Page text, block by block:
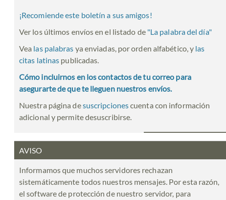
¡Recomiende este boletín a sus amigos!
Ver los últimos envíos en el listado de "La palabra del día"
Vea las palabras ya enviadas, por orden alfabético, y las
citas latinas publicadas.
Cómo incluirnos en los contactos de tu correo para
asegurarte de que te lleguen nuestros envíos.
Nuestra página desuscripcionescuenta con información
adicional y permite desuscribirse.
AVISO
Informamos que muchos servidores rechazan
sistemáticamente todos nuestros mensajes. Por esta razón,
el software de protección de nuestro servidor, para